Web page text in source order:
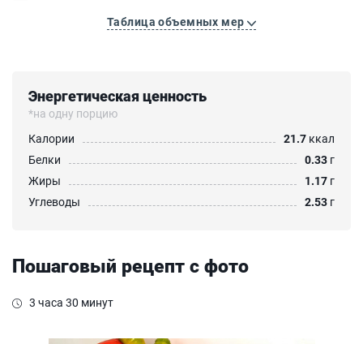
Таблица объемных мер
Энергетическая ценность
*на одну порцию
Калории
21.7 ккал
Белки
0.33 г
Жиры
1.17 г
Углеводы
2.53 г
Пошаговый рецепт с фото
3 часа 30 минут